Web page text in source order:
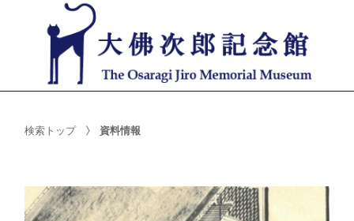
検索トップ 資料情報